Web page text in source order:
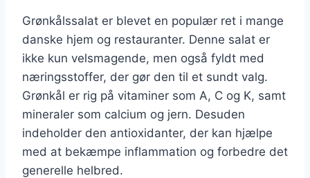
Grønkålssalat er blevet en populær ret i mange
danske hjem og restauranter. Denne salat er
ikke kun velsmagende, men også fyldt med
næringsstoffer, der gør den til et sundt valg.
Grønkål er rig på vitaminer som A, C og K, samt
mineraler som calcium og jern. Desuden
indeholder den antioxidanter, der kan hjælpe
med at bekæmpe inflammation og forbedre det
generelle helbred.